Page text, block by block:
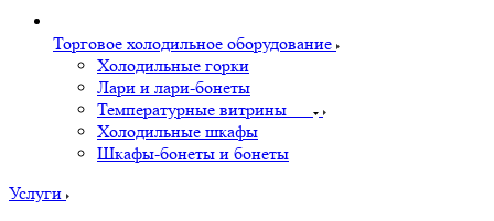
Торговое холодильное оборудование
Холодильные горки
Лари и лари-бонеты
Температурные витрины
Холодильные шкафы
Шкафы-бонеты и бонеты
Услуги